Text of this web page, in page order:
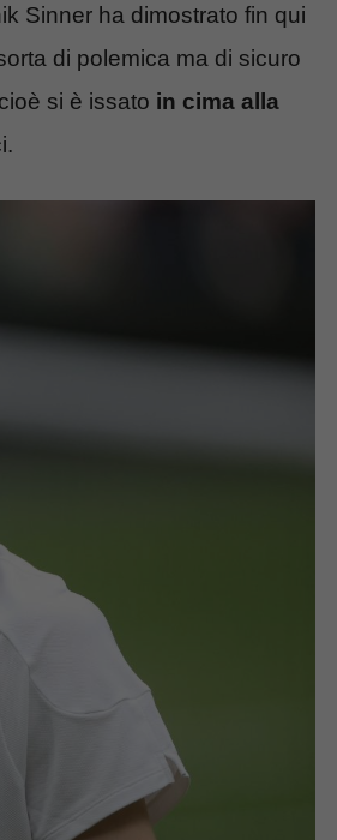
Sinner ha dimostrato fin qui
di polemica ma di sicuro
si è issato in cima alla